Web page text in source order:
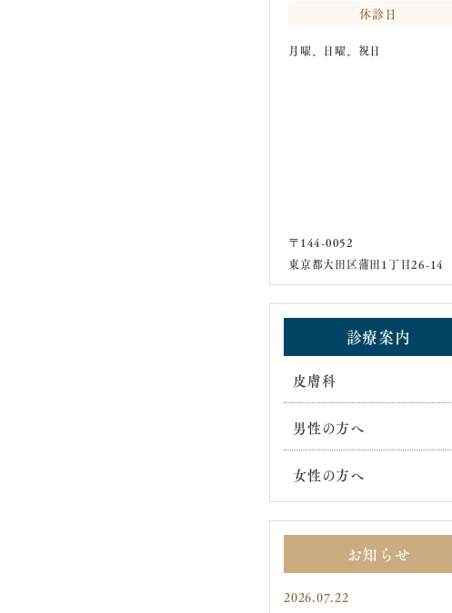
休診日
月曜、日曜、祝日
〒144-0052
東京都大田区蒲田1丁目26-14
診療案内
皮膚科
男性の方へ
女性の方へ
お知らせ
2026.07.22